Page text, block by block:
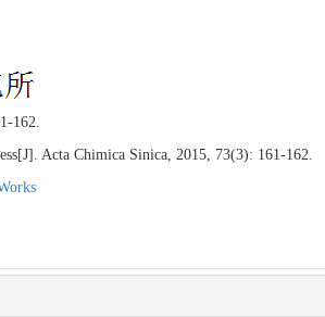
162.
Acta Chimica Sinica, 2015, 73(3): 161-162.